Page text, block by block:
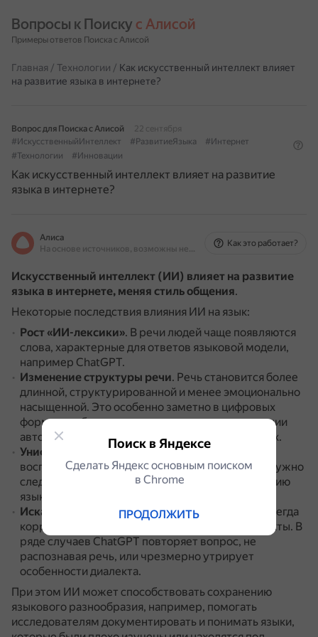
Вопросы к Поиску с Алисой
Примеры ответов Поиска с Алисой
Главная / Технологии / Как искусственный интеллект влияет
на развитие языка в интернете?
Вопрос для Поиска с Алисой
22 сентября
#ИскусственныйИнтеллект
#РазвитиеЯзыка
#Интернет
#Технологии
#Инновации
Как искусственный интеллект влияет на развитие
языка в интернете?
Алиса
На основе источников, возможны неточности
Как это работает?
Искусственный интеллект (ИИ) влияет на развитие
языка в интернете, меняя стиль общения.
Некоторые последствия влияния ИИ на язык:
Рост «ИИ-лексики». В речи людей чаще появляются
слова, характерные для ответов языковой модели,
например ChatGPT.
Изменение структуры речи. Речь становится более
длинной, структурированной и менее эмоционально
насыщенной. Это особенно заметно в цифровых
форматах общения, например, при использовании
автоподсказок и умных ответов в мессенджерах.
Унификация манеры речи.Люди могут
воспринимать стиль ИИ как шаблон, которому нужно
следовать, что приведёт к большему однообразию
языка.
Искажения при обработке диалектов
ИИ не всегда
корректно обрабатывает нестандартные диалекты. В
ряде случаев ChatGPT повторяет вопрос, не
распознавая речь, или чрезмерно утрирует
особенности диалекта.
При этом ИИ может способствовать сохранению
языкового разнообразия, например, помогать
исследователям документировать и понимать языки,
Поиск в Яндексе
Сделать Яндекс основным поиском
в Сhrome
ПРОДОЛЖИТЬ